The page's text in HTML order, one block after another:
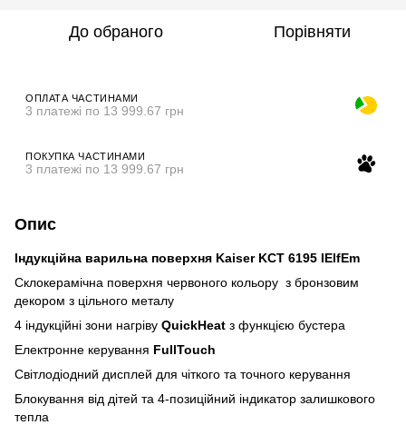
До обраного Порівняти
ОПЛАТА ЧАСТИНАМИ
3 платежі по 13 999.67 грн
ПОКУПКА ЧАСТИНАМИ
3 платежі по 13 999.67 грн
Опис
Індукційна варильна поверхня Kaiser KCT 6195 IElfEm
Склокерамічна поверхня червоного кольору з бронзовим
декором з цільного металу
4 індукційні зони нагріву QuickHeat з функцією бустера
Електронне керування FullTouch
Світлодіодний дисплей для чіткого та точного керування
Блокування від дітей та 4-позиційний індикатор залишкового
тепла